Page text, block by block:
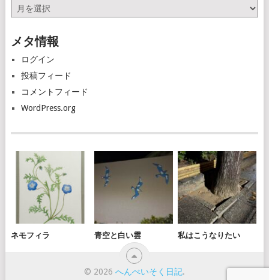
ー
イ
メタ情報
ログイン
投稿フィード
コメントフィード
WordPress.org
ネモフィラ 青空と白い雲 私はこうなりたい
© 2026 へんぺいそく日記.